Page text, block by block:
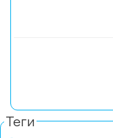
Теги